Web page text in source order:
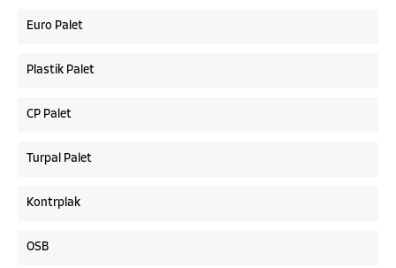
Euro Palet
Plastik Palet
CP Palet
Turpal Palet
Kontrplak
OSB